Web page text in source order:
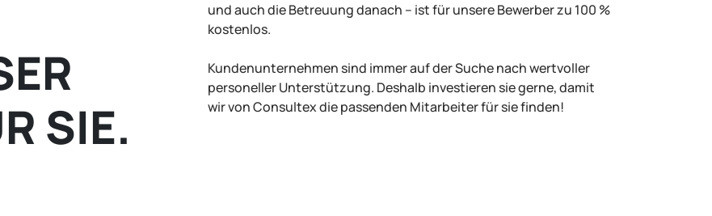
SIE.
und auch die Betreuung danach – ist für unsere Bewerber zu 100 %
kostenlos.
Kundenunternehmen sind immer auf der Suche nach wertvoller
personeller Unterstützung. Deshalb investieren sie gerne, damit
wir von Consultex die passenden Mitarbeiter für sie finden!